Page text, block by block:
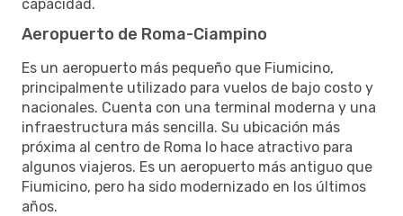
capacidad.
Aeropuerto de Roma-Ciampino
Es un aeropuerto más pequeño que Fiumicino,
principalmente utilizado para vuelos de bajo costo y
nacionales. Cuenta con una terminal moderna y una
infraestructura más sencilla. Su ubicación más
próxima al centro de Roma lo hace atractivo para
algunos viajeros. Es un aeropuerto más antiguo que
Fiumicino, pero ha sido modernizado en los últimos
años.